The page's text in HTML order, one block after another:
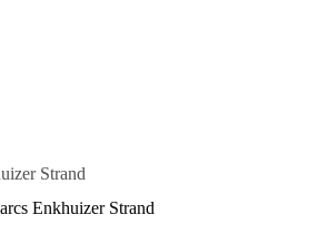
Strand
Enkhuizer Strand